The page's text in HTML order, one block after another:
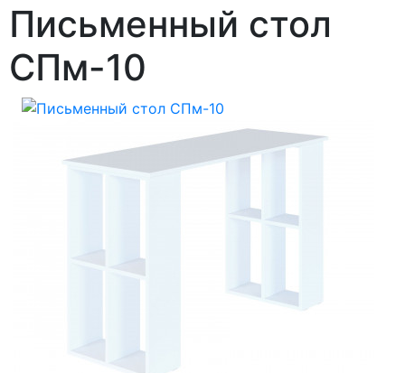
Письменный стол
СПм-10